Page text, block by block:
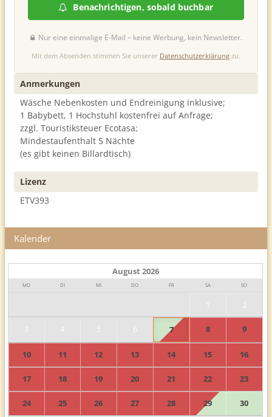
Benachrichtigen, sobald buchbar
Nur eine einmalige E-Mail – keine Werbung, kein Newsletter.
Mit dem Absenden stimmen Sie unserer Datenschutzerklärung zu.
Anmerkungen
Wäsche Nebenkosten und Endreinigung inklusive;
1 Babybett, 1 Hochstuhl kostenfrei auf Anfrage;
zzgl. Touristiksteuer Ecotasa;
Mindestaufenthalt 5 Nächte
(es gibt keinen Billardtisch)
Lizenz
ETV393
Kalender
August 2026
MO DI MI DO FR SA SO
2
3 4 5 6 7 8 9
10 11 12 13 14 15 16
17 18 19 20 21 22 23
24 25 26 27 28 29 30